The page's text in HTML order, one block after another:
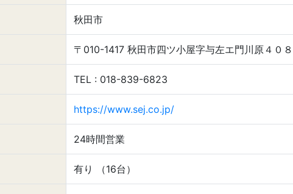
秋田市
〒010-1417 秋田市四ツ小屋字与左エ門川原４０
TEL : 018-839-6823
https://www.sej.co.jp/
24時間営業
有り （16台）